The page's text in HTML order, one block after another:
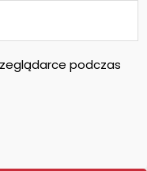
podczas